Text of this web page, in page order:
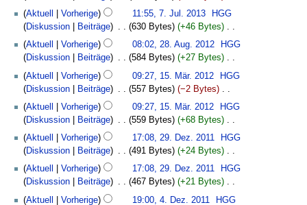
e
i
t
u
g
s
z
u
a
m
m
e
n
r
b
e
i
t
u
g
s
z
u
s
a
m
m
B
e
r
b
e
i
t
u
g
s
z
u
n
e
B
e
r
b
e
i
t
u
g
s
z
K
e
n
e
B
e
r
b
e
i
t
u
Juli
Aktuell Vorherige 11:55, 7. Jul. 2013
HGG
Diskussion
Beiträge 630 Bytes +46 Bytes ‎
K
e
n
e
B
e
r
b
e
i
t
28.
August
Aktuell Vorherige 08:02, 28. Aug. 2012
HGG
Diskussion
Beiträge 584 Bytes +27 Bytes ‎
K
e
n
e
B
e
r
b
e
März
2012
Aktuell Vorherige 09:27, 15. Mär. 2012
HGG
Diskussion
Beiträge 557 Bytes −2 Bytes ‎
K
e
n
e
B
e
Aktuell Vorherige 09:27, 15. Mär. 2012
HGG
Diskussion
Beiträge 559 Bytes +68 Bytes ‎
K
e
n
e
B
Dezember
Aktuell Vorherige 17:08, 29. Dez. 2011
HGG
Diskussion
Beiträge 491 Bytes +24 Bytes ‎
K
e
n
Aktuell Vorherige 17:08, 29. Dez. 2011
HGG
Diskussion
Beiträge 467 Bytes +21 Bytes ‎
K
Aktuell Vorherige 19:00, 4. Dez. 2011
HGG